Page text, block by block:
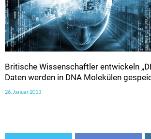
Britische Wissenschaftler entwickeln
Daten werden in DNA Molekülen
26. Januar 2013